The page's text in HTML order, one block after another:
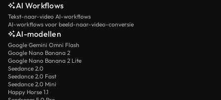
AI Workflows
Tekst-naar-video AI-workflows
AI-workflows voor beeld-naar-video-conversie
AI-modellen
Google Gemini Omni Flash
Google Nano Banana 2
Google Nano Banana 2 Lite
Seedance 2.0
Seedance 2.0 Fast
Seedance 2.0 Mini
Happy Horse 1.1